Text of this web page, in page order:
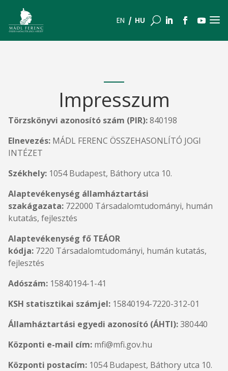
EN HU U a
Impresszum
Törzskönyvi azonosító szám (PIR):840198
Elnevezés: MÁDL FERENC ÖSSZEHASONLÍTÓ JOGI
INTÉZET
Székhely: 1054 Budapest, Báthory utca 10.
Alaptevékenység államháztartási
szakágazata: 722000 Társadalomtudományi, humán
kutatás, fejlesztés
Alaptevékenység fő TEÁOR
kódja: 7220 Társadalomtudományi, humán kutatás,
fejlesztés
Adószám: 15840194-1-41
KSH statisztikai számjel: 15840194-7220-312-01
Államháztartási egyedi azonosító (ÁHTI):380440
Központi e-mail cím: mfi@mfi.gov.hu
Központi postacím: 1054 Budapest, Báthory utca 10.